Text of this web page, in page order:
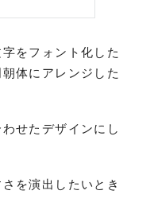
をフォント化した
体にアレンジした
せたデザインにし
を演出したいとき